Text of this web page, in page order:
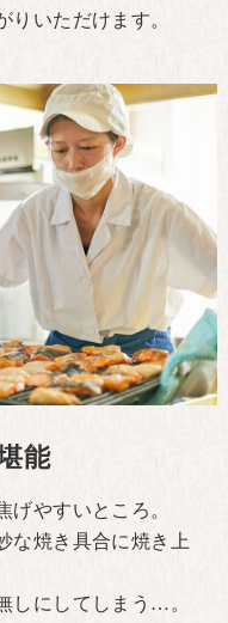
りいただけます。
能
げやすいところ。
な焼き具合に焼き上
しにしてしまう…。